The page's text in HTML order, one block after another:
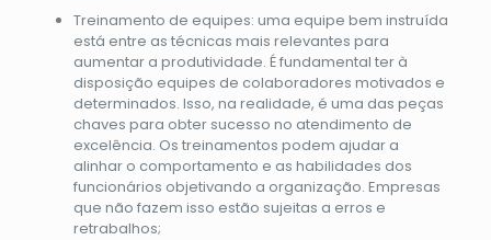
Treinamento de equipes: uma equipe bem instruída
está entre as técnicas mais relevantes para
aumentar a produtividade. É fundamental ter à
disposição equipes de colaboradores motivados e
determinados. Isso, na realidade, é uma das peças
chaves para obter sucesso no atendimento de
excelência. Os treinamentos podem ajudar a
alinhar o comportamento e as habilidades dos
funcionários objetivando a organização. Empresas
que não fazem isso estão sujeitas a erros e
retrabalhos;